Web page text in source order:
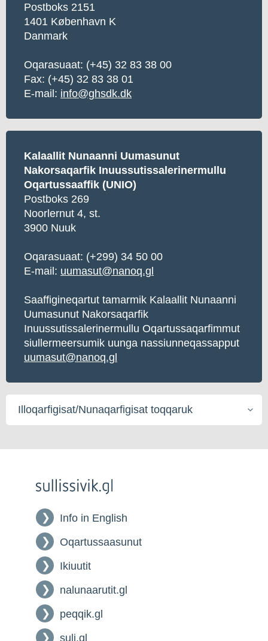
Postboks 2151
1401 København K
Danmark
Oqarasuaat: (+45) 32 83 38 00
Fax: (+45) 32 83 38 01
E-mail: info@ghsdk.dk
Kalaallit Nunaanni Uumasunut
Nakorsaqarfik Inuussutissalerinermullu
Oqartussaaffik (UNIO)
Postboks 269
Noorlernut 4, st.
3900 Nuuk
Oqarasuaat: (+299) 34 50 00
E-mail: uumasut@nanoq.gl
Saaffigineqartut tamarmik Kalaallit Nunaanni
Uumasunut Nakorsaqarfik
Inuussutissalerinermullu Oqartussaqarfimmut
siullermeersumik uunga nassiunneqassapput
uumasut@nanoq.gl
Illoqarfigisat/Nunaqarfigisat
toqqaruk
Info in English
Oqartussaasunut
Ikiuutit
nalunaarutit.gl
peqqik.gl
suli.gl